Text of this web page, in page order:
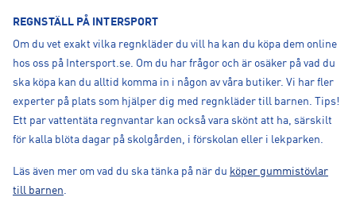
REGNSTÄLL PÅ INTERSPORT
Om du vet exakt vilka regnkläder du vill ha kan du köpa dem online
hos oss på Intersport.se. Om du har frågor och är osäker på vad du
ska köpa kan du alltid komma in i någon av våra butiker. Vi har fler
experter på plats som hjälper dig med regnkläder till barnen. Tips!
Ett par vattentäta regnvantar kan också vara skönt att ha, särskilt
för kalla blöta dagar på skolgården, i förskolan eller i lekparken.
Läs även mer om vad du ska tänka på när du köper gummistövlar
till barnen.